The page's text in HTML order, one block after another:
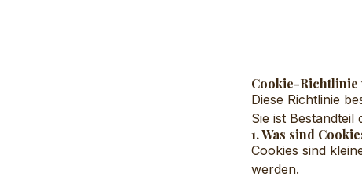
Cookie-Richtlinie
Diese Richtlinie
Sie ist
1. Was sind
Cookies sind
werden.